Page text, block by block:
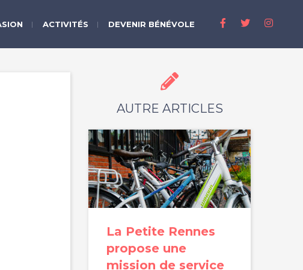
ACTIVITÉS DEVENIR BÉNÉVOLE
AUTRE ARTICLES
La Petite Rennes
propose une
mission de service